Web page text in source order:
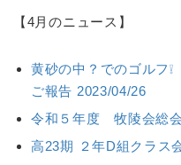
【4月のニュース】
黄砂の中？でのゴルフ
ご報告 2023/04/26
令和５年度 牧陵会総
高23期 ２年D組クラ